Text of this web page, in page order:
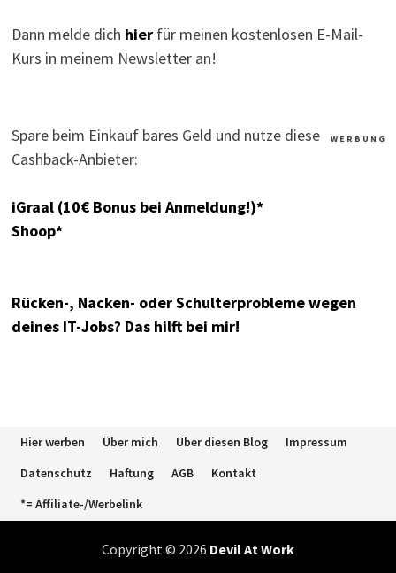
Dann melde dich hierfür meinen kostenlosen E-Mail-
Kurs in meinem Newsletter an!
W E R B U N G
Spare beim Einkauf bares Geld und nutze diese
Cashback-Anbieter:
iGraal (10€ Bonus bei Anmeldung!)*
Shoop*
Rücken-, Nacken- oder Schulterprobleme wegen
deines IT-Jobs? Das hilft bei mir!
Hier werben Über mich Über diesen Blog
Impressum
Datenschutz
Haftung AGB
Kontakt
*= Affiliate-/Werbelink
Copyright © 2026 Devil At Work